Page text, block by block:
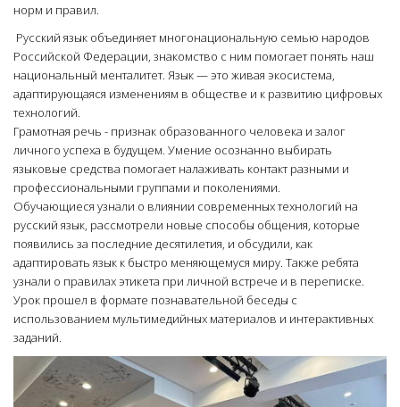
норм и правил.
Русский язык объединяет многонациональную семью народов
Российской Федерации, знакомство с ним помогает понять наш
национальный менталитет. Язык — это живая экосистема,
адаптирующаяся изменениям в обществе и к развитию цифровых
технологий.
Грамотная речь - признак образованного человека и залог
личного успеха в будущем. Умение осознанно выбирать
языковые средства помогает налаживать контакт разными и
профессиональными группами и поколениями.
Обучающиеся узнали о влиянии современных технологий на
русский язык, рассмотрели новые способы общения, которые
появились за последние десятилетия, и обсудили, как
адаптировать язык к быстро меняющемуся миру. Также ребята
узнали о правилах этикета при личной встрече и в переписке.
Урок прошел в формате познавательной беседы с
использованием мультимедийных материалов и интерактивных
заданий.